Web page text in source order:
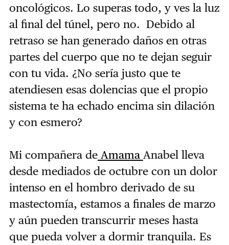
oncológicos. Lo superas todo, y ves la luz
al final del túnel, pero no. Debido al
retraso se han generado daños en otras
partes del cuerpo que no te dejan seguir
con tu vida. ¿No sería justo que te
atendiesen esas dolencias que el propio
sistema te ha echado encima sin dilación
y con esmero?
Mi compañera deAmama Anabel lleva
desde mediados de octubre con un dolor
intenso en el hombro derivado de su
mastectomía, estamos a finales de marzo
y aún pueden transcurrir meses hasta
que pueda volver a dormir tranquila. Es